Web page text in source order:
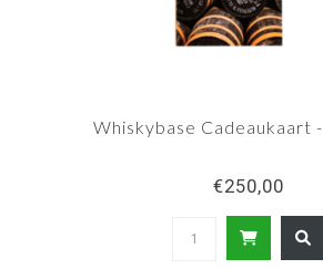
Whiskybase Cadeaukaart
€250,00